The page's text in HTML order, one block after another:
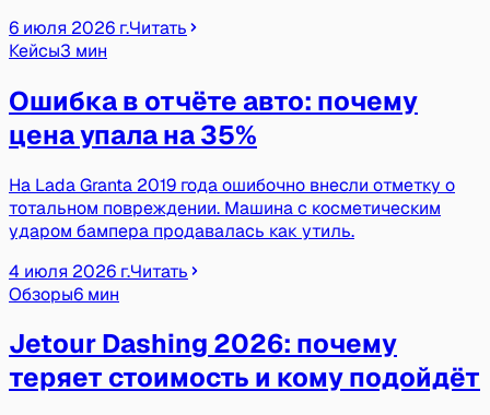
6 июля 2026 г.Читать
Кейсы3 мин
Ошибка в отчёте авто: почему
цена упала на 35%
На Lada Granta 2019 года ошибочно внесли отметку о
тотальном повреждении. Машина с косметическим
ударом бампера продавалась как утиль.
4 июля 2026 г.Читать
Обзоры6 мин
Jetour Dashing 2026: почему
теряет стоимость и кому подойдёт